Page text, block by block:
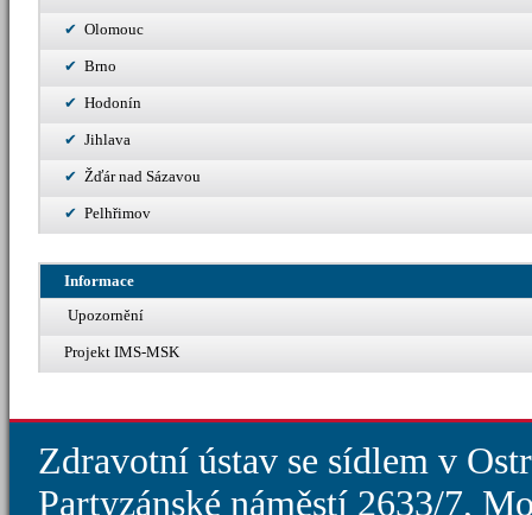
Olomouc
Brno
Hodonín
Jihlava
Žďár nad Sázavou
Pelhřimov
Informace
Upozornění
Projekt IMS-MSK
Zdravotní ústav se sídlem v
Partyzánské náměstí 2633/7,